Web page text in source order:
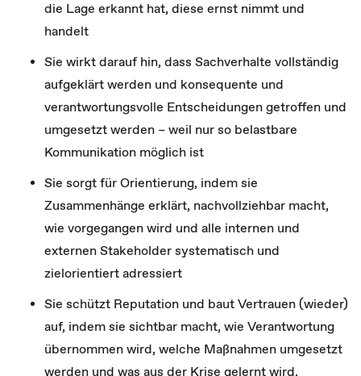
die Lage erkannt hat, diese ernst nimmt und
handelt
Sie wirkt darauf hin, dass Sachverhalte vollständig
aufgeklärt werden und konsequente und
verantwortungsvolle Entscheidungen getroffen und
umgesetzt werden – weil nur so belastbare
Kommunikation möglich ist
Sie sorgt für Orientierung, indem sie
Zusammenhänge erklärt, nachvollziehbar macht,
wie vorgegangen wird und alle internen und
externen Stakeholder systematisch und
zielorientiert adressiert
Sie schützt Reputation und baut Vertrauen (wieder)
auf, indem sie sichtbar macht, wie Verantwortung
übernommen wird, welche Maßnahmen umgesetzt
werden und was aus der Krise gelernt wird.